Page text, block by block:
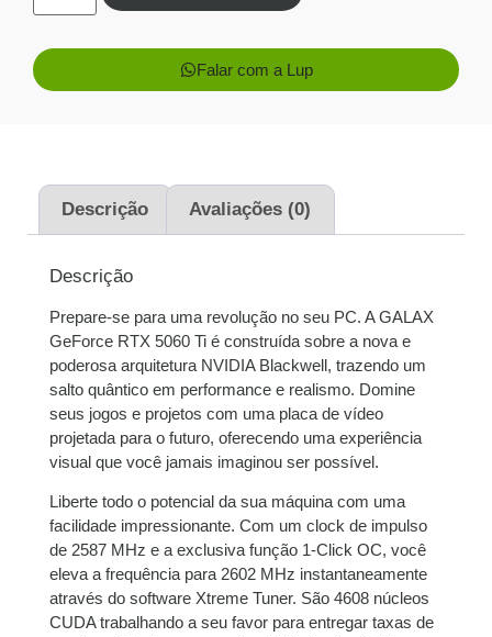
sem juros
sem juros
4x deR$866,81com
juros
R$3.467,24
5x de 695,52
juros
3.477,60
juros
7x deR$504,69com
juros
R$3.532,83
8x deR$444,10 com
R$3.552,80
Falar com a Lup
Descrição Avaliações (0)
Descrição
Prepare-se para uma revolução no seu PC. A GALAX
GeForce RTX 5060 Ti é construída sobre a nova e
poderosa arquitetura NVIDIA Blackwell, trazendo um
salto quântico em performance e realismo. Domine
seus jogos e projetos com uma placa de vídeo
projetada para o futuro, oferecendo uma experiência
visual que você jamais imaginou ser possível.
Liberte todo o potencial da sua máquina com uma
facilidade impressionante. Com um clock de impulso
de 2587 MHz e a exclusiva função 1-Click OC, você
eleva a frequência para 2602 MHz instantaneamente
através do software Xtreme Tuner. São 4608 núcleos
CUDA trabalhando a seu favor para entregar taxas de